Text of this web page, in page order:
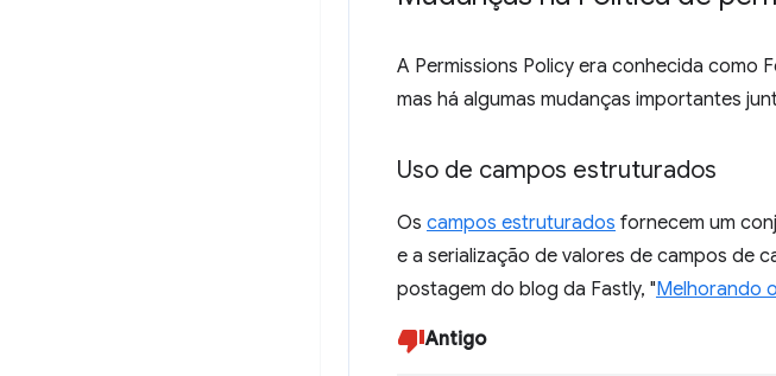
A Permissions Policy era conhecida como
mas há algumas mudanças importantes
Uso de campos estruturados
Os campos estruturados fornecem um
e a serialização de valores de campos de
postagem do blog da Fastly, "Melhorando
Antigo